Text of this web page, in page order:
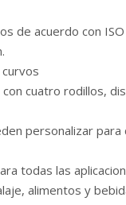
de acuerdo con ISO
cuatro rodillos,
personalizar para
todas las
alimentos y